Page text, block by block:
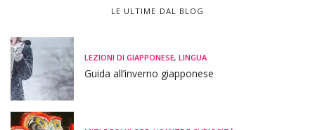
LE ULTIME DAL BLOG
LEZIONI DI GIAPPONESE, LINGUA
Guida all’inverno giapponese